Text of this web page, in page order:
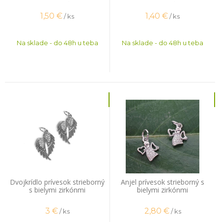
1,50 €/ ks
Na sklade - do 48h u teba
1,40 €/ ks
Na sklade - do 48h u teba
Dvojkrídlo prívesok strieborný
s bielymi zirkónmi
3 € / ks
Anjel prívesok strieborný s
bielymi zirkónmi
2,80 € / ks